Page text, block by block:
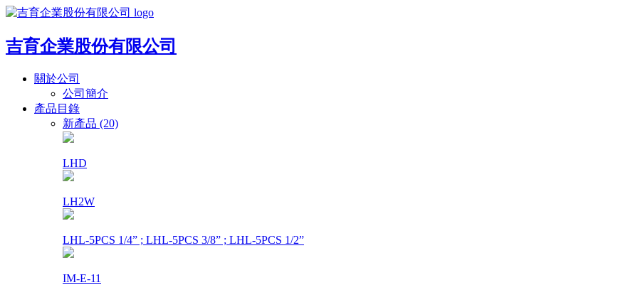
吉育企業股份有限公司
關於公司
公司簡介
產品目錄
新產品 (20)
LHD
LH2W
LHL-5PCS 1/4” ; LHL-5PCS 3/8” ; LHL-5PCS 1/2”
IM-E-11